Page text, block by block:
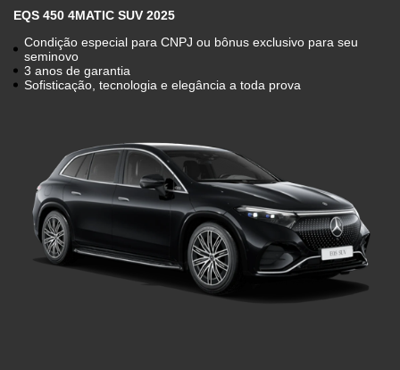
EQS 450 4MATIC SUV 2025
Condição especial para CNPJ ou bônus exclusivo para seu
seminovo
3 anos de garantia
Sofisticação, tecnologia e elegância a toda prova